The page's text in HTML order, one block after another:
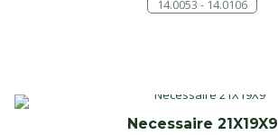
14.0053 - 14.0106
Necessaire 21X19X9